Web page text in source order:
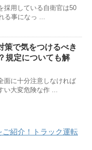
採用している自衛官は50
る事になっ ...
策で気をつけるべき
規定についても解
面に十分注意しなければ
大変危険な作 ...
ご紹介！トラック運転